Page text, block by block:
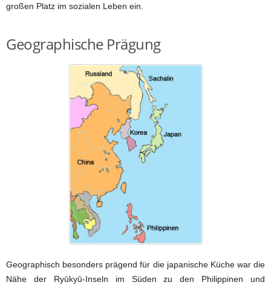
großen Platz im sozialen Leben ein.
Geographische Prägung
Geographisch besonders prägend für die japanische Küche war die
Nähe der Ryūkyū-Inseln im Süden zu den Philippinen und